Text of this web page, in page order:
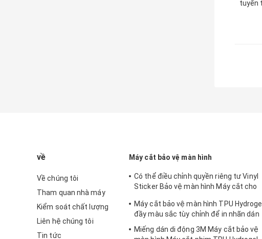
về
Về chúng tôi
Tham quan nhà máy
Kiểm soát chất lượng
Liên hệ chúng tôi
Tin tức
Máy cắt bảo vệ màn hình
Có thể điều chỉnh quyền riêng tư Vinyl
Sticker Bảo vệ màn hình Máy cắt cho
Máy cắt bảo vệ màn hình TPU Hydrogel
đầy màu sắc tùy chỉnh để in nhãn dán
Miếng dán di động 3M Máy cắt bảo vệ